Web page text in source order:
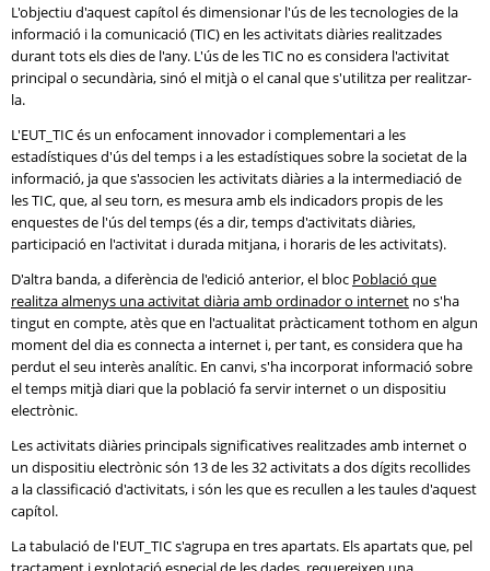
L'objectiu d'aquest capítol és dimensionar l'ús de les tecnologies de la
informació i la comunicació (TIC) en les activitats diàries realitzades
durant tots els dies de l'any. L'ús de les TIC no es considera l'activitat
principal o secundària, sinó el mitjà o el canal que s'utilitza per realitzar-
la.
L'EUT_TIC és un enfocament innovador i complementari a les
estadístiques d'ús del temps i a les estadístiques sobre la societat de la
informació, ja que s'associen les activitats diàries a la intermediació de
les TIC, que, al seu torn, es mesura amb els indicadors propis de les
enquestes de l'ús del temps (és a dir, temps d'activitats diàries,
participació en l'activitat i durada mitjana, i horaris de les activitats).
D'altra banda, a diferència de l'edició anterior, el bloc Població que
realitza almenys una activitat diària amb ordinador o internet no s'ha
tingut en compte, atès que en l'actualitat pràcticament tothom en algun
moment del dia es connecta a internet i, per tant, es considera que ha
perdut el seu interès analític. En canvi, s'ha incorporat informació sobre
el temps mitjà diari que la població fa servir internet o un dispositiu
electrònic.
Les activitats diàries principals significatives realitzades amb internet o
un dispositiu electrònic són 13 de les 32 activitats a dos dígits recollides
a la classificació d'activitats, i són les que es recullen a les taules d'aquest
capítol.
La tabulació de l'EUT_TIC s'agrupa en tres apartats. Els apartats que, pel